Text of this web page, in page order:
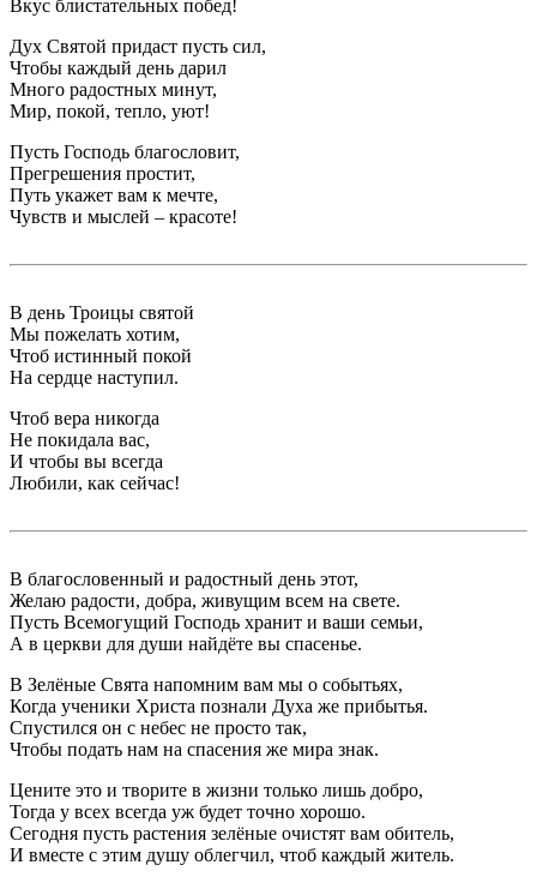
Вкус блистательных побед!
Дух Святой придаст пусть сил,
Чтобы каждый день дарил
Много радостных минут,
Мир, покой, тепло, уют!
Пусть Господь благословит,
Прегрешения простит,
Путь укажет вам к мечте,
Чувств и мыслей – красоте!
В день Троицы святой
Мы пожелать хотим,
Чтоб истинный покой
На сердце наступил.
Чтоб вера никогда
Не покидала вас,
И чтобы вы всегда
Любили, как сейчас!
В благословенный и радостный день этот,
Желаю радости, добра, живущим всем на свете.
Пусть Всемогущий Господь хранит и ваши семьи,
А в церкви для души найдёте вы спасенье.
В Зелёные Свята напомним вам мы о событьях,
Когда ученики Христа познали Духа же прибытья.
Спустился он с небес не просто так,
Чтобы подать нам на спасения же мира знак.
Цените это и творите в жизни только лишь добро,
Тогда у всех всегда уж будет точно хорошо.
Сегодня пусть растения зелёные очистят вам обитель,
И вместе с этим душу облегчил, чтоб каждый житель.